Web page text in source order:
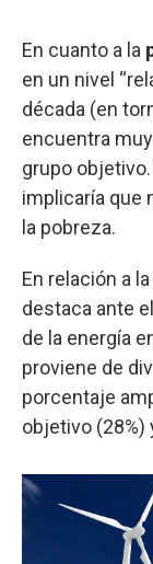
En cuanto a la
en un nivel
década (en
encuentra
grupo
implicaría que
la pobreza.
En relación a la
destaca ante
de la energía
proviene de
porcentaje
objetivo (28%)